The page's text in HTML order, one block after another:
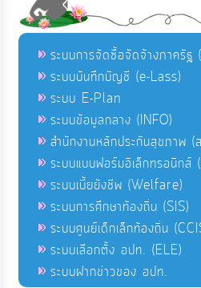
ระบบการจัดซื้อจัดจ้างภาครัฐ
ระบบบันทึกบัญชี (e-Lass)
ระบบ E-Plan
ระบบข้อมูลกลาง (INFO)
สำนักงานหลักประกันสุขภาพ (
ระบบแบบฟอร์มอิเล็กทรอนิก
ระบบเบี้ยยังชีพ (Welfare)
ระบบการศึกษาท้องถิ่น (SIS)
ระบบศูนย์เด็กเล็กท้องถิ่น
ระบบเลือกตั้ง อปท. (ELE)
ระบบฝากข่าวของ อปท.